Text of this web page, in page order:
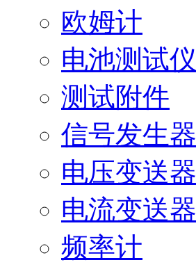
欧姆计
电池测试仪
测试附件
信号发生器
电压变送器
电流变送器
频率计